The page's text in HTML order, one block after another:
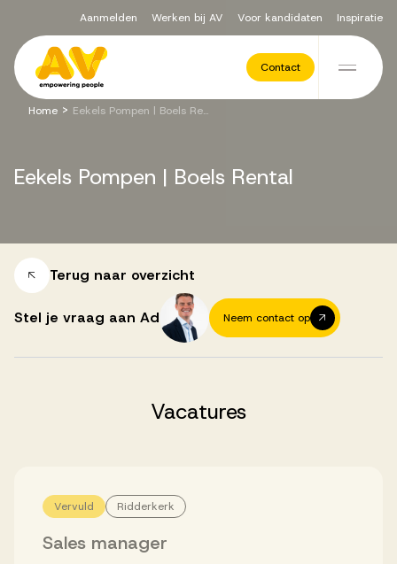
Ga naar de inhoud
Aanmelden Werken bij AV Voor kandidaten Inspiratie
Contact
Voor opdrachtgevers
Recruitment Services
Vacatures
Successen
Succesverhalen
Home > Eekels Pompen | Boels Rental
Eekels Pompen | Boels Rental
Terug naar overzicht
Stel je vraag aan Ad Neem contact op
Vacatures
Vervuld Ridderkerk
Sales manager